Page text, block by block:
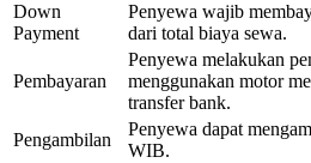
Down
Payment
Penyewa wajib
dari total biaya sewa.
Pembayaran
Penyewa melakukan
menggunakan motor
transfer bank.
Pengambilan
Penyewa dapat
WIB.